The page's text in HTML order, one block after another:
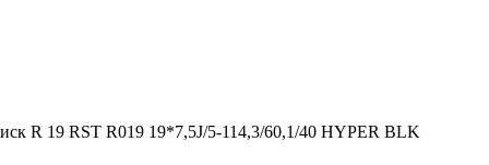
R 19 RST R019 19*7,5J/5-114,3/60,1/40 HYPER BLK